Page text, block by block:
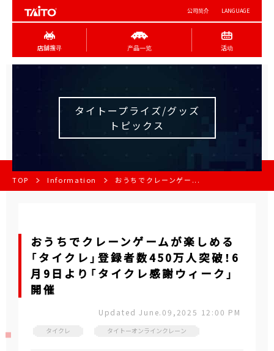
公司简介 LANGUAGE
店舖搜寻 产品一览 活动
タイトープライズ/グッズ
トピックス
TOP Information おうちでクレーンゲー...
おうちでクレーンゲームが楽しめる
「タイクレ」登録者数450万人突破！6
月9日より「タイクレ感謝ウィーク」
開催
Updated June.09,2025 12:00 PM
タイクレ タイトーオンラインクレーン